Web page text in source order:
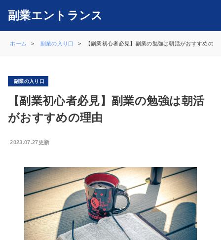
副業エントランス
ホーム 副業の入り口 【副業初心者必見】副業の勉強は朝活がおすすめの
副業の入り口
【副業初心者必見】副業の勉強は朝活
がおすすめの理由
2023.07.27更新